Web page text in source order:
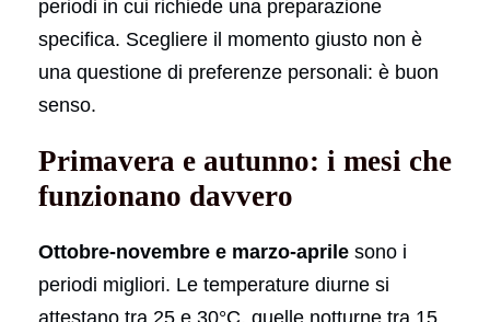
periodi in cui richiede una preparazione
specifica. Scegliere il momento giusto non è
una questione di preferenze personali: è buon
senso.
Primavera e autunno: i mesi che
funzionano davvero
Ottobre-novembre e marzo-aprile sono i
periodi migliori. Le temperature diurne si
attestano tra 25 e 30°C, quelle notturne tra 15